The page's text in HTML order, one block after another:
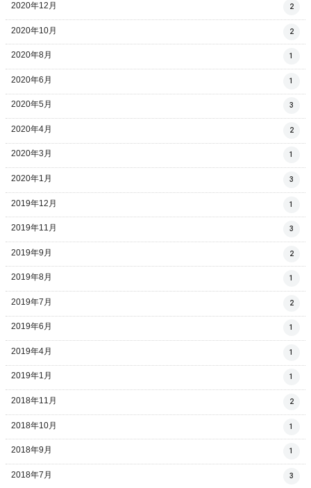
2020年12月 2
2020年10月 2
2020年8月 1
2020年6月 1
2020年5月 3
2020年4月 2
2020年3月 1
2020年1月 3
2019年12月 1
2019年11月 3
2019年9月 2
2019年8月 1
2019年7月 2
2019年6月 1
2019年4月 1
2019年1月 1
2018年11月 2
2018年10月 1
2018年9月 1
2018年7月 3